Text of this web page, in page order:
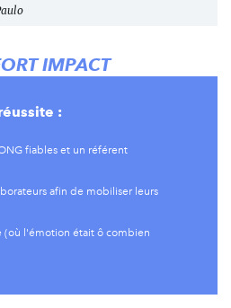
IMPACT
:
fiables et un référent
afin de mobiliser leurs
(où l'émotion était ô combien